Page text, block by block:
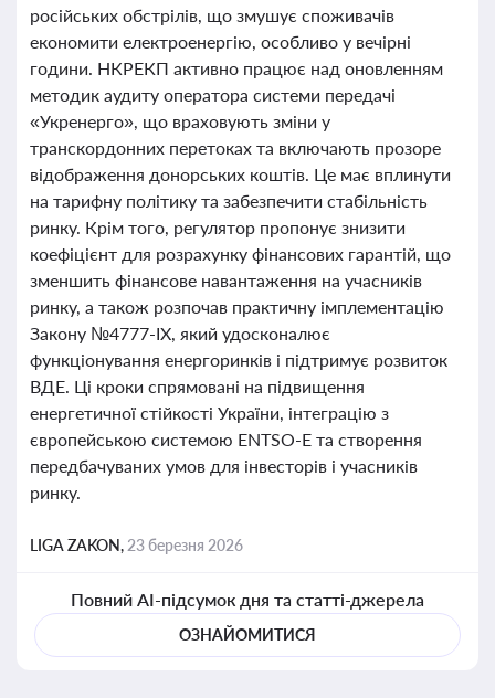
російських обстрілів, що змушує споживачів
економити електроенергію, особливо у вечірні
години. НКРЕКП активно працює над оновленням
методик аудиту оператора системи передачі
«Укренерго», що враховують зміни у
транскордонних перетоках та включають прозоре
відображення донорських коштів. Це має вплинути
на тарифну політику та забезпечити стабільність
ринку. Крім того, регулятор пропонує знизити
коефіцієнт для розрахунку фінансових гарантій, що
зменшить фінансове навантаження на учасників
ринку, а також розпочав практичну імплементацію
Закону №4777-IX, який удосконалює
функціонування енергоринків і підтримує розвиток
ВДЕ. Ці кроки спрямовані на підвищення
енергетичної стійкості України, інтеграцію з
європейською системою ENTSO-E та створення
передбачуваних умов для інвесторів і учасників
ринку.
LIGA ZAKON, 23 березня 2026
Повний AI-підсумок дня та статті-джерела
ОЗНАЙОМИТИСЯ